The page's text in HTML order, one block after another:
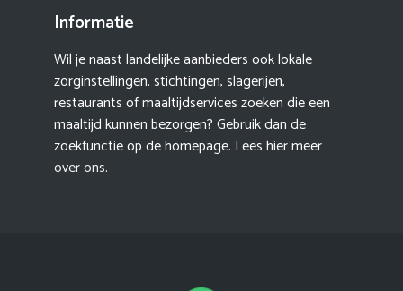
Informatie
Wil je naast landelijke aanbieders ook lokale
zorginstellingen, stichtingen, slagerijen,
restaurants of maaltijdservices zoeken die een
maaltijd kunnen bezorgen? Gebruik dan de
zoekfunctie op de homepage. Lees hier meer
over ons.